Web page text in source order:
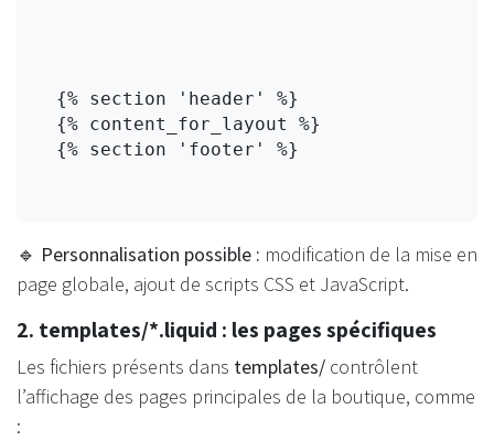
🔹 Personnalisation possible : modification de la mise en
page globale, ajout de scripts CSS et JavaScript.
2. templates/*.liquid : les pages spécifiques
Les fichiers présents dans templates/ contrôlent
l’affichage des pages principales de la boutique, comme
: